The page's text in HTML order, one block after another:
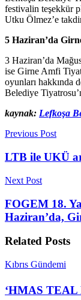
festivalin teşekkür
Utku Ölmez’e
5 Haziran’da
3 Haziran’da
ise Girne Amfi
oyunları hakkında
Belediye
kaynak: Lefkoşa
Previous Post
LTB ile UKÜ
Next Post
FOGEM 18.
Haziran’da,
Related Posts
Kıbrıs Gündemi
‘HMAS TEAL